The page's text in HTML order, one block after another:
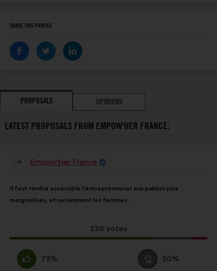
SHARE THIS PROFILE
PROPOSALS OPINIONS
LATEST PROPOSALS FROM EMPOW'HER FRANCE:
ProposalEmpow'Her France
content
Il faut rendre accessible l'entrepreneuriat aux publics plus
marginalisés, et notamment les femmes.
This
proposal
238 votes
the
following
I
agree
72%
I
am
20%